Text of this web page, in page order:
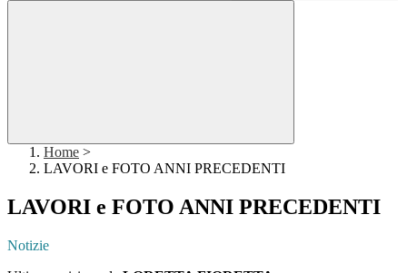
Home >
LAVORI e FOTO ANNI PRECEDENTI
LAVORI e FOTO ANNI PRECEDENTI
Notizie